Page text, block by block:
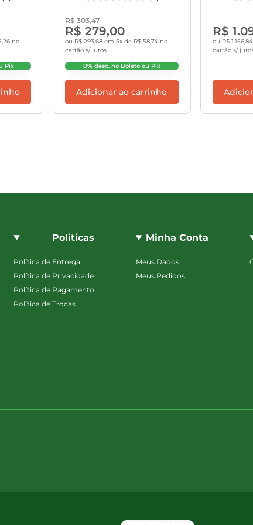
no
Pix
R$ 303,47
R$ 279,00
ou R$ 293,68 em 5x de R$ 58,74 no
cartão s/ juros
8% desc. no Boleto ou Pix
Adicionar ao carrinho
R$
ou R$
cartão s/
Politicas
Política de Entrega
Política de Privacidade
Política de Pagamento
Política de Trocas
Minha Conta
Meus Dados
Meus Pedidos